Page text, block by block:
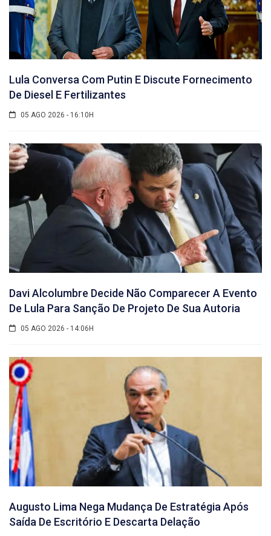
Lula Conversa Com Putin E Discute Fornecimento
De Diesel E Fertilizantes
05 AGO 2026 - 16:10H
Davi Alcolumbre Decide Não Comparecer A Evento
De Lula Para Sanção De Projeto De Sua Autoria
05 AGO 2026 - 14:06H
Augusto Lima Nega Mudança De Estratégia Após
Saída De Escritório E Descarta Delação